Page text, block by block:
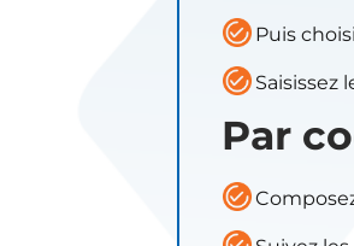
Puis
Saisissez
Par